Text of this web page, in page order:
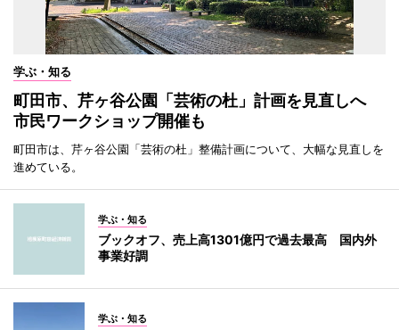
学ぶ・知る
町田市、芹ヶ谷公園「芸術の杜」計画を見直しへ
市民ワークショップ開催も
町田市は、芹ヶ谷公園「芸術の杜」整備計画について、大幅な見直しを
進めている。
学ぶ・知る
ブックオフ、売上高1301億円で過去最高 国内外
事業好調
学ぶ・知る